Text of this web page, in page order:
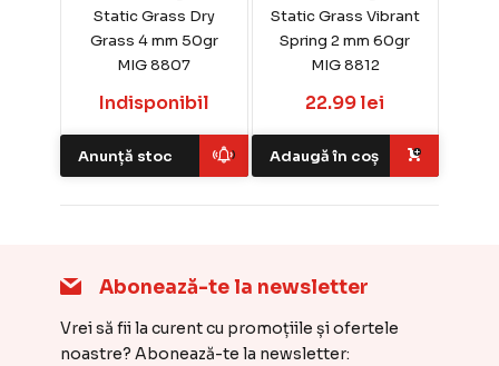
Static Grass Dry
Grass 4 mm 50gr
MIG 8807
Indisponibil
Anunță stoc
Static Grass Vibrant
Spring 2 mm 60gr
MIG 8812
22.99 lei
Adaugă în coș
Abonează-te la newsletter
Vrei să fii la curent cu promoțiile și ofertele
noastre? Abonează-te la newsletter: